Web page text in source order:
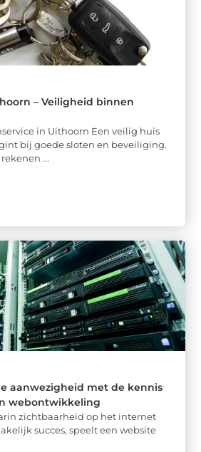
– Veiligheid binnen
in Uithoorn Een veilig huis
bij goede sloten en beveiliging.
...
aanwezigheid met de kennis
webontwikkeling
zichtbaarheid op het internet
succes, speelt een website